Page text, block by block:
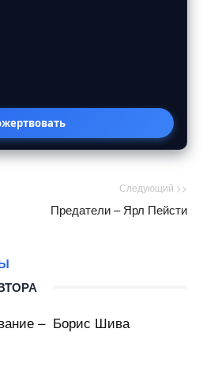
Следующий >>
Предатели – Ярл Пейсти
– Борис Шива